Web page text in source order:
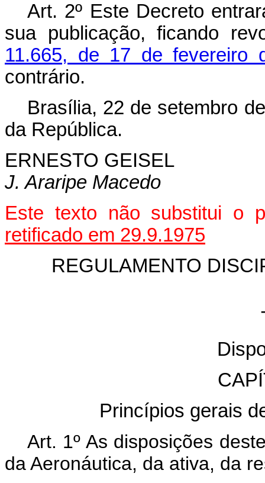
Art. 2º Este Decreto
sua publicação, ficando
11.665, de 17 de fevereiro
contrário.
Brasília, 22 de setembro
da República.
ERNESTO GEISEL
J. Araripe Macedo
Este texto não substitui o
retificado em 29.9.1975
REGULAMENTO
Princípios gerais
Art. 1º As disposições
da Aeronáutica, da ativa, da